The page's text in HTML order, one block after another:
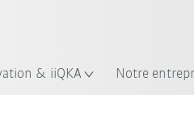
& iiQKA Notre